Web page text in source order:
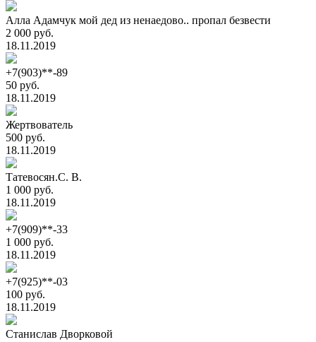
Алла Адамчук мой дед из ненаедово.. пропал безвести
2 000 руб.
18.11.2019
+7(903)**-89
50 руб.
18.11.2019
Жертвователь
500 руб.
18.11.2019
Татевосян.С. В.
1 000 руб.
18.11.2019
+7(909)**-33
1 000 руб.
18.11.2019
+7(925)**-03
100 руб.
18.11.2019
Станислав Дворковой